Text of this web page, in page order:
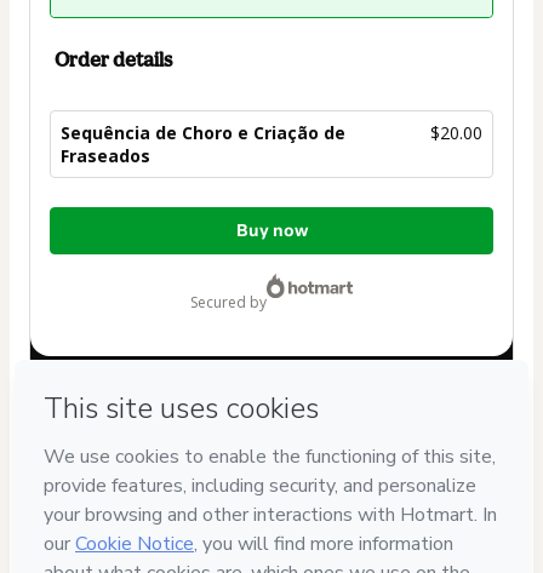
Order details
Sequência de Choro e Criação de
Fraseados
$20.00
Total
Buy now
secured by
If you need to submit a request to our support team, please
provide the code below:
CKTID-E99752279Dztwy5u0m1-1786022440346-1523
Was your information autofill in? Click here to learn more